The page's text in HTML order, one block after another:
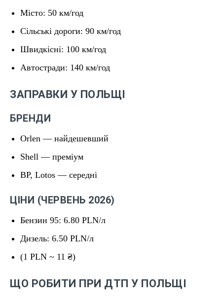
Місто: 50 км/год
Сільські дороги: 90 км/год
Швидкісні: 100 км/год
Автостради: 140 км/год
ЗАПРАВКИ У ПОЛЬЩІ
БРЕНДИ
Orlen — найдешевший
Shell — преміум
BP, Lotos — середні
ЦІНИ (ЧЕРВЕНЬ 2026)
Бензин 95: 6.80 PLN/л
Дизель: 6.50 PLN/л
(1 PLN ~ 11 ₴)
ЩО РОБИТИ ПРИ ДТП У ПОЛЬЩІ